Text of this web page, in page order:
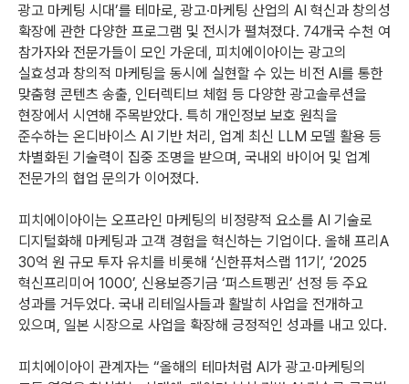
광고 마케팅 시대’를 테마로, 광고·마케팅 산업의 AI 혁신과 창의성
확장에 관한 다양한 프로그램 및 전시가 펼쳐졌다. 74개국 수천 여
참가자와 전문가들이 모인 가운데, 피치에이아이는 광고의
실효성과 창의적 마케팅을 동시에 실현할 수 있는 비전 AI를 통한
맞춤형 콘텐츠 송출, 인터렉티브 체험 등 다양한 광고솔루션을
현장에서 시연해 주목받았다. 특히 개인정보 보호 원칙을
준수하는 온디바이스 AI 기반 처리, 업계 최신 LLM 모델 활용 등
차별화된 기술력이 집중 조명을 받으며, 국내외 바이어 및 업계
전문가의 협업 문의가 이어졌다.
피치에이아이는 오프라인 마케팅의 비정량적 요소를 AI 기술로
디지털화해 마케팅과 고객 경험을 혁신하는 기업이다. 올해 프리A
30억 원 규모 투자 유치를 비롯해 ‘신한퓨처스랩 11기’, ‘2025
혁신프리미어 1000’, 신용보증기금 ‘퍼스트펭귄’ 선정 등 주요
성과를 거두었다. 국내 리테일사들과 활발히 사업을 전개하고
있으며, 일본 시장으로 사업을 확장해 긍정적인 성과를 내고 있다.
피치에이아이 관계자는 “올해의 테마처럼 AI가 광고·마케팅의